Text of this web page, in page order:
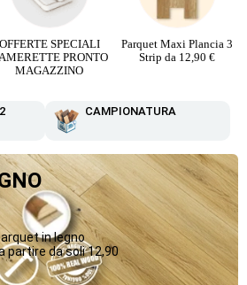
OFFERTE SPECIALI
PRONTO
MAGAZZINO
Parquet Maxi Plancia 3
Strip da 12,90 €
CAMPIONATURA
in legno
partire da soli 12,90